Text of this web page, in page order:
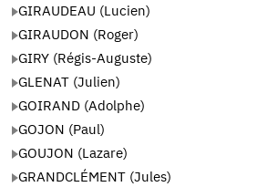
GIRAUDEAU (Lucien)
GIRAUDON (Roger)
GIRY (Régis-Auguste)
GLENAT (Julien)
GOIRAND (Adolphe)
GOJON (Paul)
GOUJON (Lazare)
GRANDCLÉMENT (Jules)